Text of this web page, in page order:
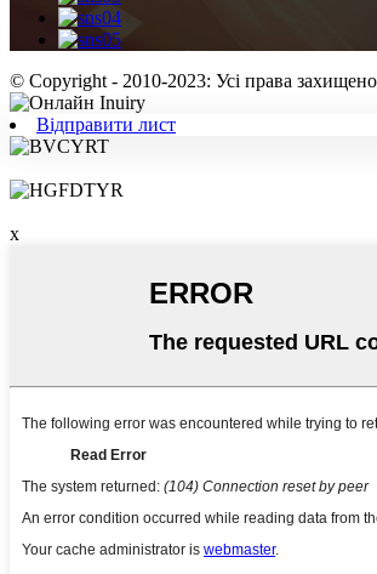
© Copyright - 2010-2023: Усі права
Відправити лист
x